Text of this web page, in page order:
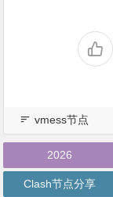
vmess节点
2026
Clash节点分享